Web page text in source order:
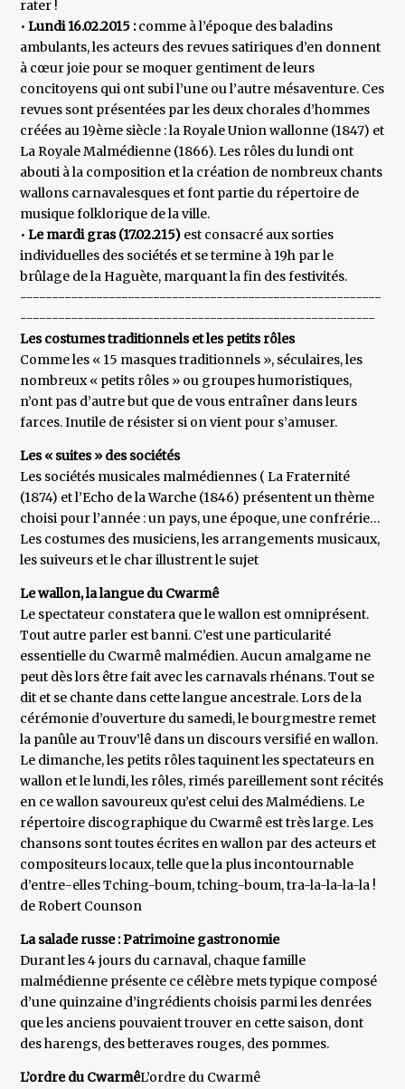
rater !
•Lundi 16.02.2015 :comme à l’époque des baladins
ambulants, les acteurs des revues satiriques d’en donnent
à cœur joie pour se moquer gentiment de leurs
concitoyens qui ont subi l’une ou l’autre mésaventure. Ces
revues sont présentées par les deux chorales d’hommes
créées au 19ème siècle : la Royale Union wallonne (1847) et
La Royale Malmédienne (1866). Les rôles du lundi ont
abouti à la composition et la création de nombreux chants
wallons carnavalesques et font partie du répertoire de
musique folklorique de la ville.
•Le mardi gras (17.02.215) est consacré aux sorties
individuelles des sociétés et se termine à 19h par le
brûlage de la Haguète, marquant la fin des festivités.
---------------------------------------------------------
--------------------------------------------------------
Les costumes traditionnels et les petits rôles
Comme les « 15 masques traditionnels », séculaires, les
nombreux « petits rôles » ou groupes humoristiques,
n’ont pas d’autre but que de vous entraîner dans leurs
farces. Inutile de résister si on vient pour s’amuser.
Les « suites » des sociétés
Les sociétés musicales malmédiennes ( La Fraternité
(1874) et l’Echo de la Warche (1846) présentent un thème
choisi pour l’année : un pays, une époque, une confrérie…
Les costumes des musiciens, les arrangements musicaux,
les suiveurs et le char illustrent le sujet
Le wallon, la langue du Cwarmê
Le spectateur constatera que le wallon est omniprésent.
Tout autre parler est banni. C’est une particularité
essentielle du Cwarmê malmédien. Aucun amalgame ne
peut dès lors être fait avec les carnavals rhénans. Tout se
dit et se chante dans cette langue ancestrale. Lors de la
cérémonie d’ouverture du samedi, le bourgmestre remet
la panûle au Trouv’lê dans un discours versifié en wallon.
Le dimanche, les petits rôles taquinent les spectateurs en
wallon et le lundi, les rôles, rimés pareillement sont récités
en ce wallon savoureux qu’est celui des Malmédiens. Le
répertoire discographique du Cwarmê est très large. Les
chansons sont toutes écrites en wallon par des acteurs et
compositeurs locaux, telle que la plus incontournable
d’entre-elles Tching-boum, tching-boum, tra-la-la-la-la !
de Robert Counson
La salade russe : Patrimoine gastronomie
Durant les 4 jours du carnaval, chaque famille
malmédienne présente ce célèbre mets typique composé
d’une quinzaine d’ingrédients choisis parmi les denrées
que les anciens pouvaient trouver en cette saison, dont
des harengs, des betteraves rouges, des pommes.
L’ordre du CwarmêL’ordre du Cwarmê